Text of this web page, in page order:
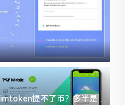
imtoken提不了币？多半是这